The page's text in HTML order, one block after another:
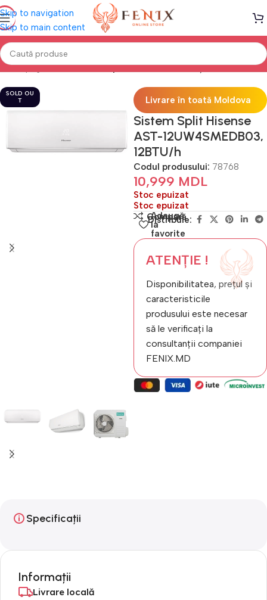
Skip to navigation
Skip to main content
Prima pagină Climatizare Aparate de aer condiționat
SOLD OU
T
Livrare în toată Moldova
Sistem Split Hisense
AST-12UW4SMEDB03,
12BTU/h
Codul produsului: 78768
10,999 MDL
Stoc epuizat
Stoc epuizat
Compară
Adaugă
la
favorite
Distribuie:
ATENȚIE !
Disponibilitatea, prețul și
caracteristicile
produsului este necesar
să le verificați la
consultanții companiei
FENIX.MD
Specificații
Informații
Livrare locală